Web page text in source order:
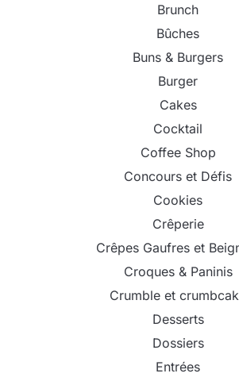
Brunch
Bûches
Buns & Burgers
Burger
Cakes
Cocktail
Coffee Shop
Concours et Défis
Cookies
Crêperie
Crêpes Gaufres et
Croques & Paninis
Crumble et
Desserts
Dossiers
Entrées